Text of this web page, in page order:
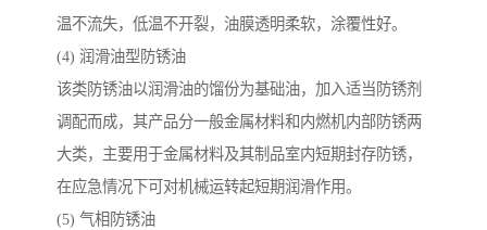
温不流失，低温不开裂，油膜透明柔软，涂覆性好。
(4) 润滑油型防锈油
该类防锈油以润滑油的馏份为基础油，加入适当防锈剂
调配而成，其产品分一般金属材料和内燃机内部防锈两
大类，主要用于金属材料及其制品室内短期封存防锈，
在应急情况下可对机械运转起短期润滑作用。
(5) 气相防锈油